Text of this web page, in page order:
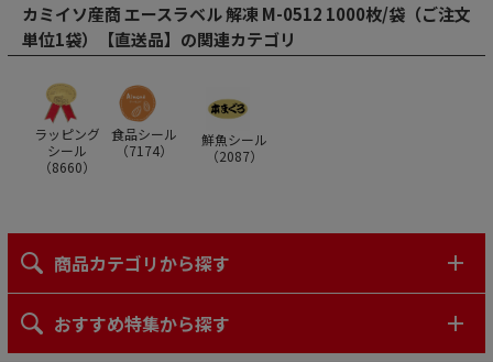
カミイソ産商 エースラベル 解凍 M-0512 1000枚/袋（ご注文
単位1袋）【直送品】の関連カテゴリ
ラッピング
シール
（8660）
食品シール
（7174）
鮮魚シール
（2087）
商品カテゴリから探す
おすすめ特集から探す